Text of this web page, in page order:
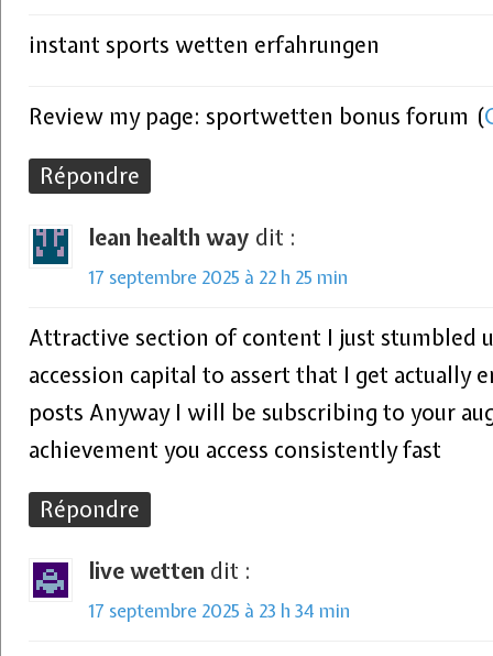
instant sports wetten erfahrungen
Review my page: sportwetten bonus forum (
Répondre
lean health way dit :
17 septembre 2025 à 22 h 25 min
Attractive section of content I just stumbled
accession capital to assert that I get actually
posts Anyway I will be subscribing to your
achievement you access consistently fast
Répondre
live wetten dit :
17 septembre 2025 à 23 h 34 min